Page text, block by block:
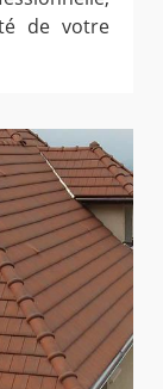
de votre